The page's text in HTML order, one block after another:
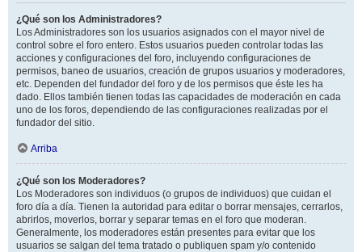
¿Qué son los Administradores?
Los Administradores son los usuarios asignados con el mayor nivel de
control sobre el foro entero. Estos usuarios pueden controlar todas las
acciones y configuraciones del foro, incluyendo configuraciones de
permisos, baneo de usuarios, creación de grupos usuarios y moderadores,
etc. Dependen del fundador del foro y de los permisos que éste les ha
dado. Ellos también tienen todas las capacidades de moderación en cada
uno de los foros, dependiendo de las configuraciones realizadas por el
fundador del sitio.
Arriba
¿Qué son los Moderadores?
Los Moderadores son individuos (o grupos de individuos) que cuidan el
foro día a día. Tienen la autoridad para editar o borrar mensajes, cerrarlos,
abrirlos, moverlos, borrar y separar temas en el foro que moderan.
Generalmente, los moderadores están presentes para evitar que los
usuarios se salgan del tema tratado o publiquen spam y/o contenido